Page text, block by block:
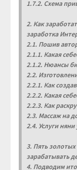
1.7.2. Схема
2. Как
заработка
2.1. Пошив
2.1.1. Какая
2.1.2. Нюансы
2.2.
2.2.1. Как
2.2.2. Какая
2.2.3. Как
2.3. Массаж на
2.4. Услуги няни
3. Пять
зарабатывать
4. Подводим